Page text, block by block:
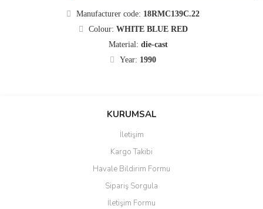
Manufacturer code: 18RMC139C.22
Colour: WHITE BLUE RED
Material: die-cast
Year: 1990
KURUMSAL
İletişim
Kargo Takibi
Havale Bildirim Formu
Sipariş Sorgula
İletişim Formu